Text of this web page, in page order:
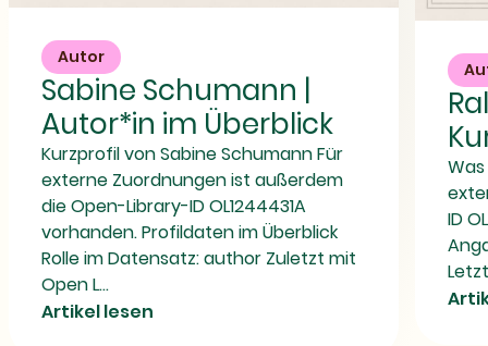
Autor*in
Überblick
Autor
Sabine Schumann |
Autor*in im Überblick
Kurzprofil von Sabine Schumann Für
externe Zuordnungen ist außerdem
die Open-Library-ID OL1244431A
vorhanden. Profildaten im Überblick
Rolle im Datensatz: author Zuletzt mit
Open L...
Artikel lesen
Kurzprofil
Referenzen
ID